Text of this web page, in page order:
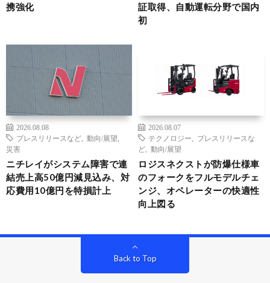
携強化
証取得、自動運転分野で国内
初
2026.08.08
プレスリリースなど
動向/展望
災害
ニチレイがシステム障害で連
結売上高50億円減見込み、対
応費用10億円を特損計上
2026.08.07
テクノロジー
プレスリリースな
ど
動向/展望
ロジスネクストが防爆仕様車
のフォークをフルモデルチェ
ンジ、オペレーターの快適性
向上図る
Back to Top